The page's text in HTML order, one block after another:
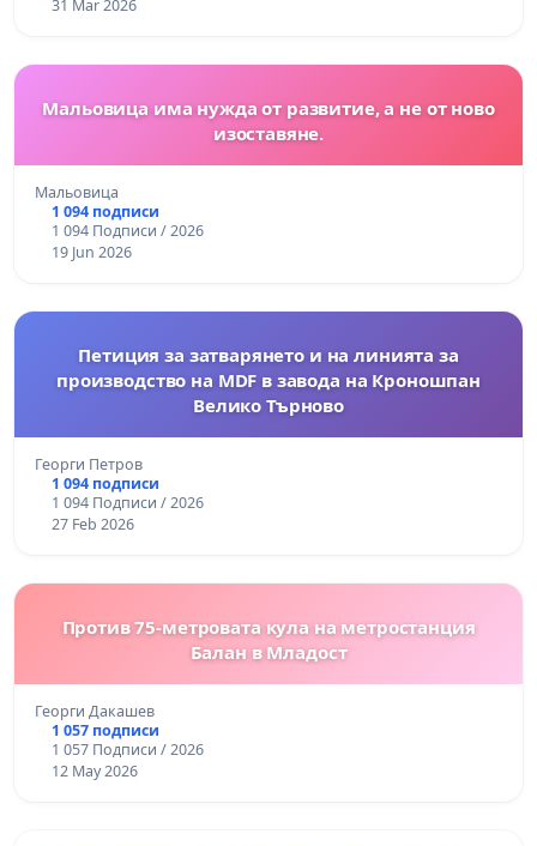
31 Mar 2026
Мальовица има нужда от развитие, а не от ново
изоставяне.
Мальовица
1 094 подписи
1 094 Подписи / 2026
19 Jun 2026
Петиция за затварянето и на линията за
производство на MDF в завода на Кроношпан
Велико Търново
Георги Петров
1 094 подписи
1 094 Подписи / 2026
27 Feb 2026
Против 75-метровата кула на метростанция
Балан в Младост
Георги Дакашев
1 057 подписи
1 057 Подписи / 2026
12 May 2026